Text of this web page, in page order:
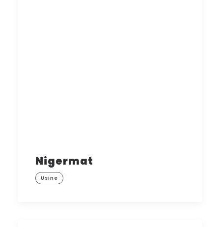
Nigermat
Usine